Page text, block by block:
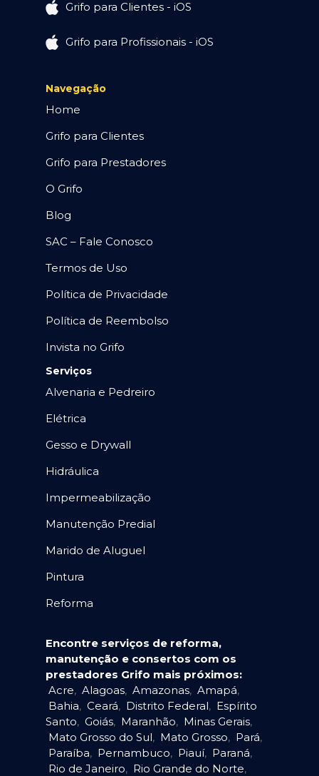
Grifo para Clientes - iOS
Grifo para Profissionais - iOS
Navegação
Home
Grifo para Clientes
Grifo para Prestadores
O Grifo
Blog
SAC – Fale Conosco
Termos de Uso
Política de Privacidade
Política de Reembolso
Invista no Grifo
Serviços
Alvenaria e Pedreiro
Elétrica
Gesso e Drywall
Hidráulica
Impermeabilização
Manutenção Predial
Marido de Aluguel
Pintura
Reforma
Encontre serviços de reforma,
manutenção e consertos com os
prestadores Grifo mais próximos:
Acre, Alagoas, Amazonas, Amapá,
Bahia, Ceará, Distrito Federal, Espírito
Santo, Goiás, Maranhão, Minas Gerais,
Mato Grosso do Sul, Mato Grosso, Pará,
Paraíba, Pernambuco, Piauí, Paraná,
Rio de Janeiro, Rio Grande do Norte,